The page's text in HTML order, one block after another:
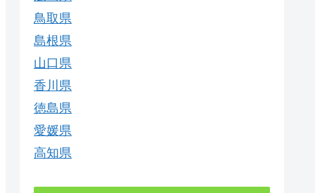
鳥取県
島根県
山口県
香川県
徳島県
愛媛県
高知県